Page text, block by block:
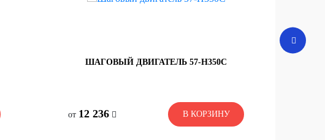
ШАГОВЫЙ ДВИГАТЕЛЬ 57-H350C
от 12 236 В КОРЗИНУ
со склада
12 236
В КОРЗИНУ